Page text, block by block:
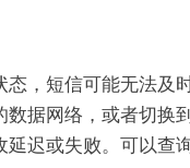
，短信可能无法及
据网络，或者切换
迟或失败。可以查